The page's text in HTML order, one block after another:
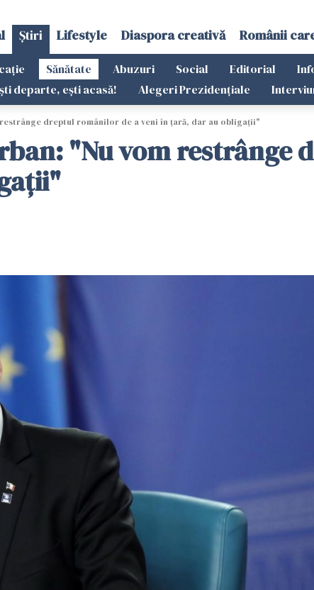
Știri Lifestyle Diaspora creativă Românii
Sănătate Abuzuri Social Editorial
departe, ești acasă! Alegeri Prezidențiale
dreptul românilor de a veni în ţară, dar au obligaţii"
"Nu vom restrânge